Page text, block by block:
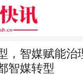
，智媒赋能治
智媒转型